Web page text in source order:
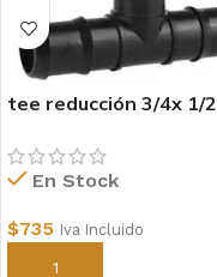
tee reducción 3/4x 1/2
En Stock
$735 Iva Incluido
Añadir al carrito